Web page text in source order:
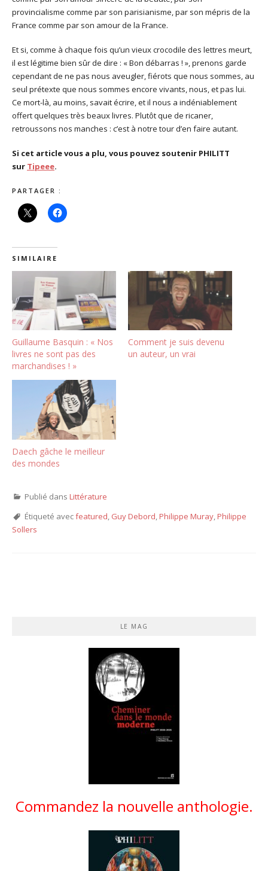
provincialisme comme par son parisianisme, par son mépris de la
France comme par son amour de la France.
Et si, comme à chaque fois qu’un vieux crocodile des lettres meurt,
il est légitime bien sûr de dire : « Bon débarras ! », prenons garde
cependant de ne pas nous aveugler, fiérots que nous sommes, au
seul prétexte que nous sommes encore vivants, nous, et pas lui.
Ce mort-là, au moins, savait écrire, et il nous a indéniablement
offert quelques très beaux livres. Plutôt que de ricaner,
retroussons nos manches : c’est à notre tour d’en faire autant.
Si cet article vous a plu, vous pouvez soutenir PHILITT
sur Tipeee.
PARTAGER :
SIMILAIRE
Guillaume Basquin : « Nos
livres ne sont pas des
marchandises ! »
Comment je suis devenu
un auteur, un vrai
Daech gâche le meilleur
des mondes
Publié dans Littérature
Étiqueté avecfeatured, Guy Debord,Philippe Muray,Philippe
Sollers
LE MAG
Commandez la nouvelle anthologie.